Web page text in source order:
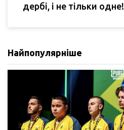
дербі, і не тільки одне!
Найпопулярніше